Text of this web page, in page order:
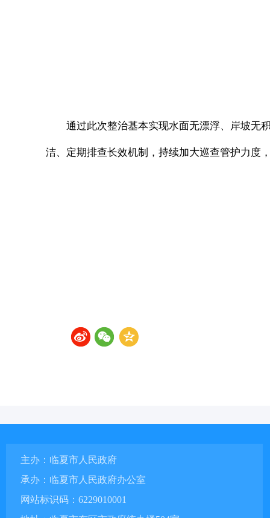
通过此次整治基本实现水面无漂浮、岸坡无
洁、定期排查长效机制，持续加大巡查管护力度
主办：临夏市人民政府
承办：临夏市人民政府办公室
网站标识码：6229010001